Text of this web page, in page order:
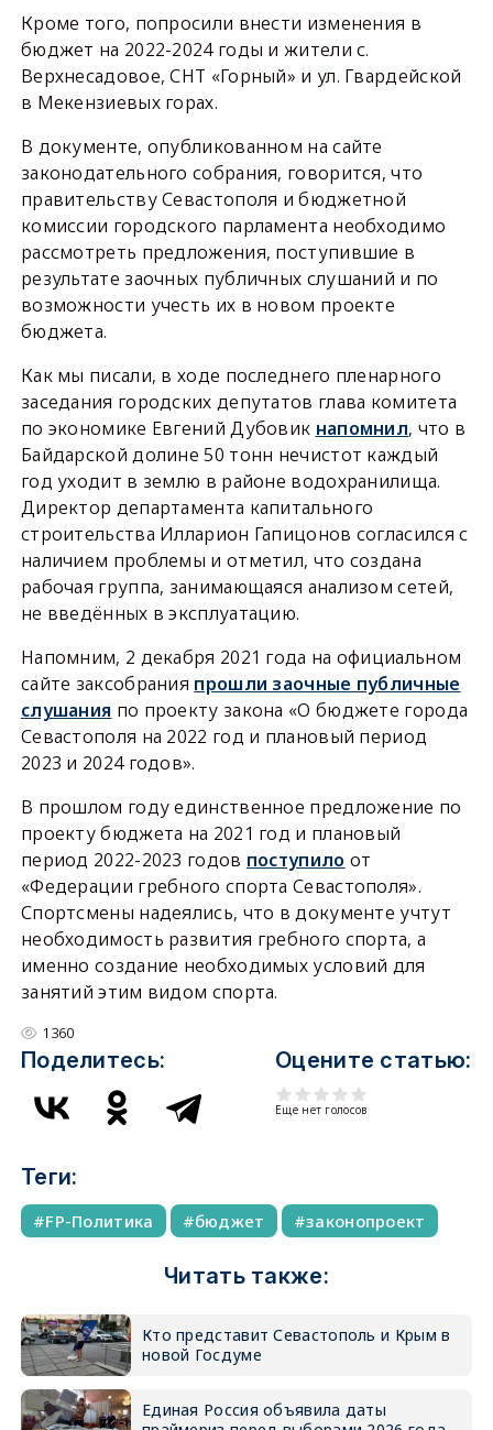
Кроме того, попросили внести изменения в
бюджет на 2022-2024 годы и жители с.
Верхнесадовое, СНТ «Горный» и ул. Гвардейской
в Мекензиевых горах.
В документе, опубликованном на сайте
законодательного собрания, говорится, что
правительству Севастополя и бюджетной
комиссии городского парламента необходимо
рассмотреть предложения, поступившие в
результате заочных публичных слушаний и по
возможности учесть их в новом проекте
бюджета.
Как мы писали, в ходе последнего пленарного
заседания городских депутатов глава комитета
по экономике Евгений Дубовик напомнил, что в
Байдарской долине 50 тонн нечистот каждый
год уходит в землю в районе водохранилища.
Директор департамента капитального
строительства Илларион Гапицонов согласился с
наличием проблемы и отметил, что создана
рабочая группа, занимающаяся анализом сетей,
не введённых в эксплуатацию.
Напомним, 2 декабря 2021 года на официальном
сайте заксобрания прошли заочные публичные
слушания по проекту закона «О бюджете города
Севастополя на 2022 год и плановый период
2023 и 2024 годов».
В прошлом году единственное предложение по
проекту бюджета на 2021 год и плановый
период 2022-2023 годов поступило от
«Федерации гребного спорта Севастополя».
Спортсмены надеялись, что в документе учтут
необходимость развития гребного спорта, а
именно создание необходимых условий для
занятий этим видом спорта.
1360
Поделитесь: Оцените статью:
Еще нет голосов
Теги:
FP-Политика бюджет законопроект
Читать также:
Кто представит Севастополь и Крым в
новой Госдуме
Единая Россия объявила даты